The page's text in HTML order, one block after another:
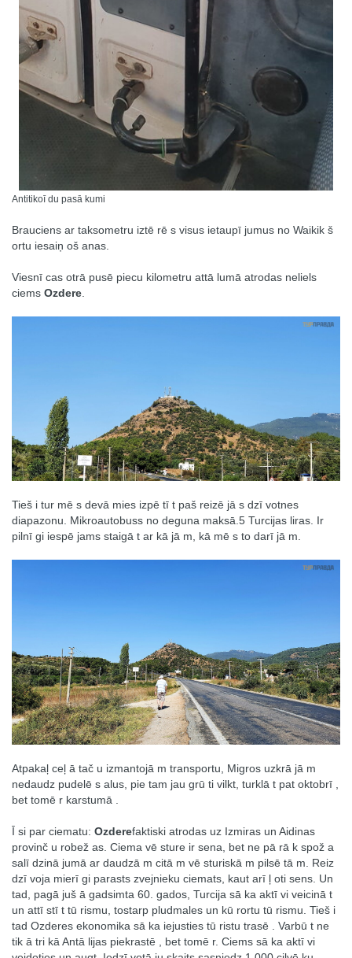
Antitikoī du pasā kumi
Brauciens ar taksometru iztē rē s visus ietaupī jumus no Waikik š
ortu iesaiņ oš anas.
Viesnī cas otrā pusē piecu kilometru attā lumā atrodas neliels
ciems Ozdere
Tieš i tur mē s devā mies izpē tī t paš reizē jā s dzī votnes
diapazonu. Mikroautobuss no deguna maksā.5 Turcijas liras. Ir
pilnī gi iespē jams staigā t ar kā jā m, kā mē s to darī jā m.
Atpakaļ ceļ ā tač u izmantojā m transportu, Migros uzkrā jā m
nedaudz pudelē s alus, pie tam jau grū ti vilkt, turklā t pat oktobrī ,
bet tomē r karstumā .
Ī si par ciematu: Ozderefaktiski atrodas uz Izmiras un Aidinas
provinč u robež as. Ciema vē sture ir sena, bet ne pā rā k spož a
salī dzinā jumā ar daudzā m citā m vē sturiskā m pilsē tā m. Reiz
dzī voja mierī gi parasts zvejnieku ciemats, kaut arī ļ oti sens. Un
tad, pagā juš ā gadsimta 60. gados, Turcija sā ka aktī vi veicinā t
un attī stī t tū rismu, tostarp pludmales un kū rortu tū rismu. Tieš i
tad Ozderes ekonomika sā ka iejusties tū ristu trasē . Varbū t ne
tik ā tri kā Antā lijas piekrastē , bet tomē r. Ciems sā ka aktī vi